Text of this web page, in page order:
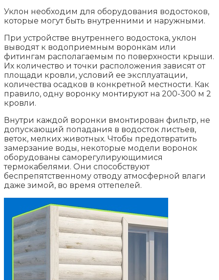
Уклон необходим для оборудования водостоков,
которые могут быть внутренними и наружными.
При устройстве внутреннего водостока, уклон
выводят к водоприемным воронкам или
фитингам располагаемым по поверхности крыши.
Их количество и точки расположения зависят от
площади кровли, условий ее эксплуатации,
количества осадков в конкретной местности. Как
правило, одну воронку монтируют на 200-300 м 2
кровли.
Внутри каждой воронки вмонтирован фильтр, не
допускающий попадания в водосток листьев,
веток, мелких животных. Чтобы предотвратить
замерзание воды, некоторые модели воронок
оборудованы саморегулирующимися
термокабелями. Они способствуют
беспрепятственному отводу атмосферной влаги
даже зимой, во время оттепелей.